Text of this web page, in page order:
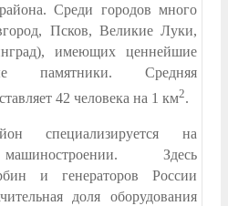
Среди городов много
Псков, Великие Луки,
имеющих ценнейшие
памятники. Средняя
42 человека на 1 км2.
специализируется на
Здесь
и генераторов России
доля оборудования